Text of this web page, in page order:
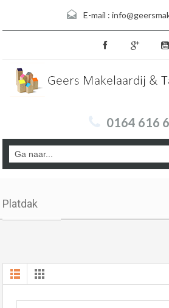
E-mail :
0164 616
Platdak